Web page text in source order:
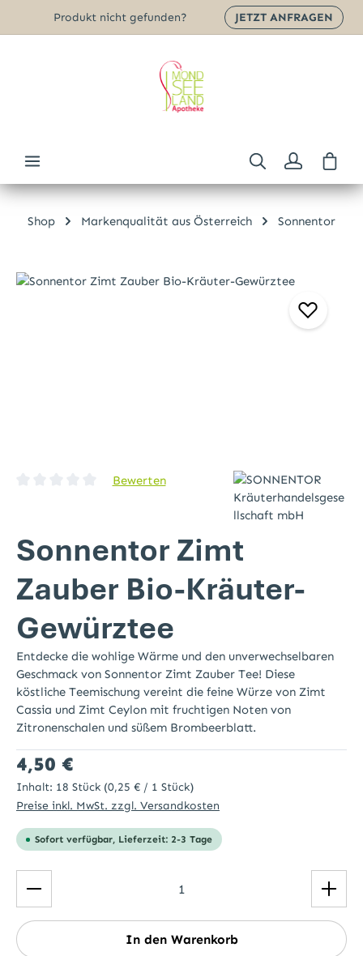
Zum Hauptinhalt springen
Produkt nicht gefunden? JETZT ANFRAGEN
Shop Markenqualität aus Österreich Sonnentor
Bildergalerie überspringen
Durchschnittliche Bewertung von 0 von 5 Sternen
Bewerten
Sonnentor Zimt
Zauber Bio-Kräuter-
Gewürztee
Entdecke die wohlige Wärme und den unverwechselbaren
Geschmack von Sonnentor Zimt Zauber Tee! Diese
köstliche Teemischung vereint die feine Würze von Zimt
Cassia und Zimt Ceylon mit fruchtigen Noten von
Zitronenschalen und süßem Brombeerblatt.
Regulärer Preis:
4,50 €
Inhalt: 18 Stück (0,25 € / 1 Stück)
Preise inkl. MwSt. zzgl. Versandkosten
Sofort verfügbar, Lieferzeit: 2-3 Tage
Produkt Anzahl: Gib den gewünschten Wert ein
In den Warenkorb